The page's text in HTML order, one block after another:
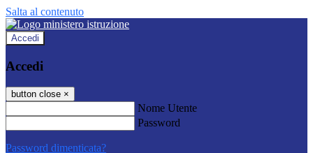
Salta al contenuto
Accedi
Accedi
button close ×
Nome Utente
Password
Password dimenticata?